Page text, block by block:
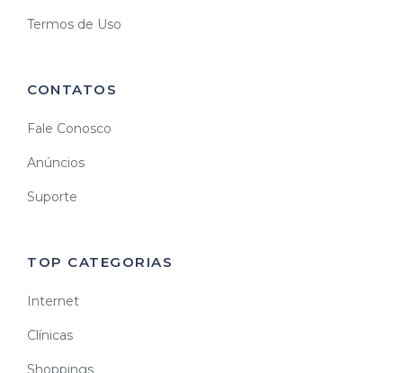
Termos de Uso
CONTATOS
Fale Conosco
Anúncios
Suporte
TOP CATEGORIAS
Internet
Clínicas
Shoppings